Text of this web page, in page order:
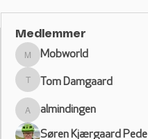
Medlemmer
Mobworld
Mobworld
Tom Damgaard
Tom Damgaard
almindingen
almindingen